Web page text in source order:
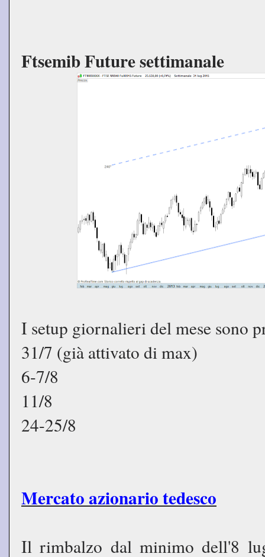
Ftsemib Future settimanale
I setup giornalieri del mese sono
31/7 (già attivato di max)
6-7/8
11/8
24-25/8
Mercato azionario tedesco
Il rimbalzo dal minimo dell'8